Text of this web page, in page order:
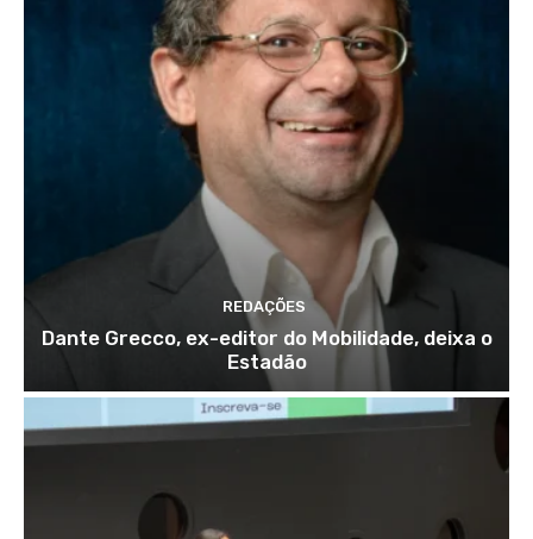
REDAÇÕES
Dante Grecco, ex-editor do Mobilidade, deixa o
Estadão